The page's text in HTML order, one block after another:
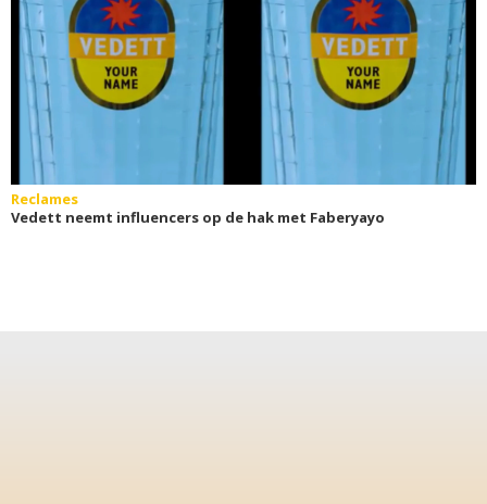
Reclames
Vedett neemt influencers op de hak met Faberyayo